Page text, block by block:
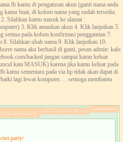
fb kamu di pengaturan akun (ganti nama anda
kamu buat, di kolom nama yang sudah tersedia.
Silahkan kamu masuk ke alamat :
3. Klik amankan akun 4. Klik lanjutkan 5.
semua pada kolom konfirmasi penggantian 7.
Silahkan ubah nama 9. Klik lanjutkan 10.
nama aku berhasil di ganti, pesan admin: kalo
hacked jangan sampai kamu keluar
kata MASUK) karena jika kamu keluar pada
kamu sementara pada via hp tidak akan dapat di
lagi lewat komputer. . . semoga membantu
Comments:
[2017-11-03 18:53]